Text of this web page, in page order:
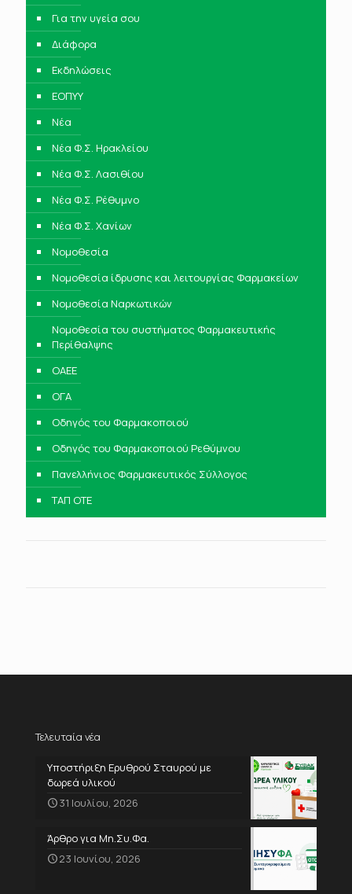
Για την υγεία σου
Διάφορα
Εκδηλώσεις
ΕΟΠΥΥ
Νέα
Νέα Φ.Σ. Ηρακλείου
Νέα Φ.Σ. Λασιθίου
Νέα Φ.Σ. Ρέθυμνο
Νέα Φ.Σ. Χανίων
Νομοθεσία
Νομοθεσία ίδρυσης και λειτουργίας Φαρμακείων
Νομοθεσία Ναρκωτικών
Νομοθεσία του συστήματος Φαρμακευτικής
Περίθαλψης
ΟΑΕΕ
ΟΓΑ
Οδηγός του Φαρμακοποιού
Οδηγός του Φαρμακοποιού Ρεθύμνου
Πανελλήνιος Φαρμακευτικός Σύλλογος
ΤΑΠ ΟΤΕ
Τελευταία νέα
Υποστήριξη Ερυθρού Σταυρού με
δωρεά υλικού
31 Ιουλίου, 2026
Άρθρο για Μη.Συ.Φα.
23 Ιουνίου, 2026